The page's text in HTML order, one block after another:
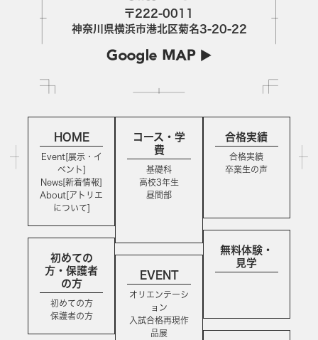
〒222-0011
神奈川県横浜市港北区菊名3-20-22
HOME
Event[展示・イ
ベント]
News[新着情報]
About[アトリエ
について]
初めての
方・保護者
の方
初めての方
保護者の方
コース・学
費
基礎科
高校3年生
昼間部
EVENT
オリエンテーシ
ョン
入試合格再現作
品展
合格実績
合格実績
卒業生の声
無料体験・
見学